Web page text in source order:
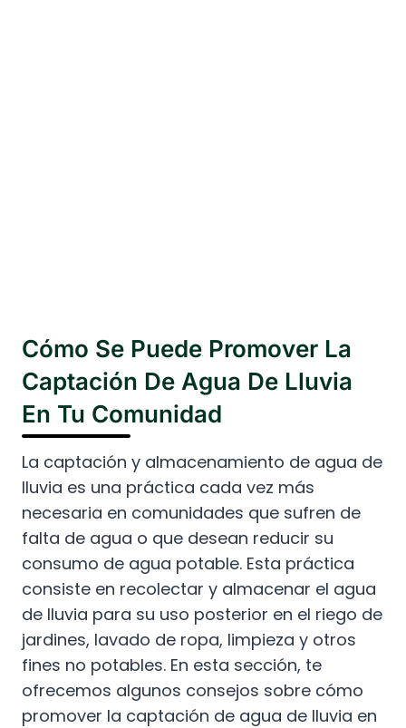
Cómo Se Puede Promover La
Captación De Agua De Lluvia
En Tu Comunidad
La captación y almacenamiento de agua de
lluvia es una práctica cada vez más
necesaria en comunidades que sufren de
falta de agua o que desean reducir su
consumo de agua potable. Esta práctica
consiste en recolectar y almacenar el agua
de lluvia para su uso posterior en el riego de
jardines, lavado de ropa, limpieza y otros
fines no potables. En esta sección, te
ofrecemos algunos consejos sobre cómo
promover la captación de agua de lluvia en